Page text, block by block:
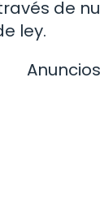
de
ley.
Anuncios